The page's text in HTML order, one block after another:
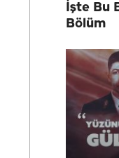
İşte Bu
Bölüm